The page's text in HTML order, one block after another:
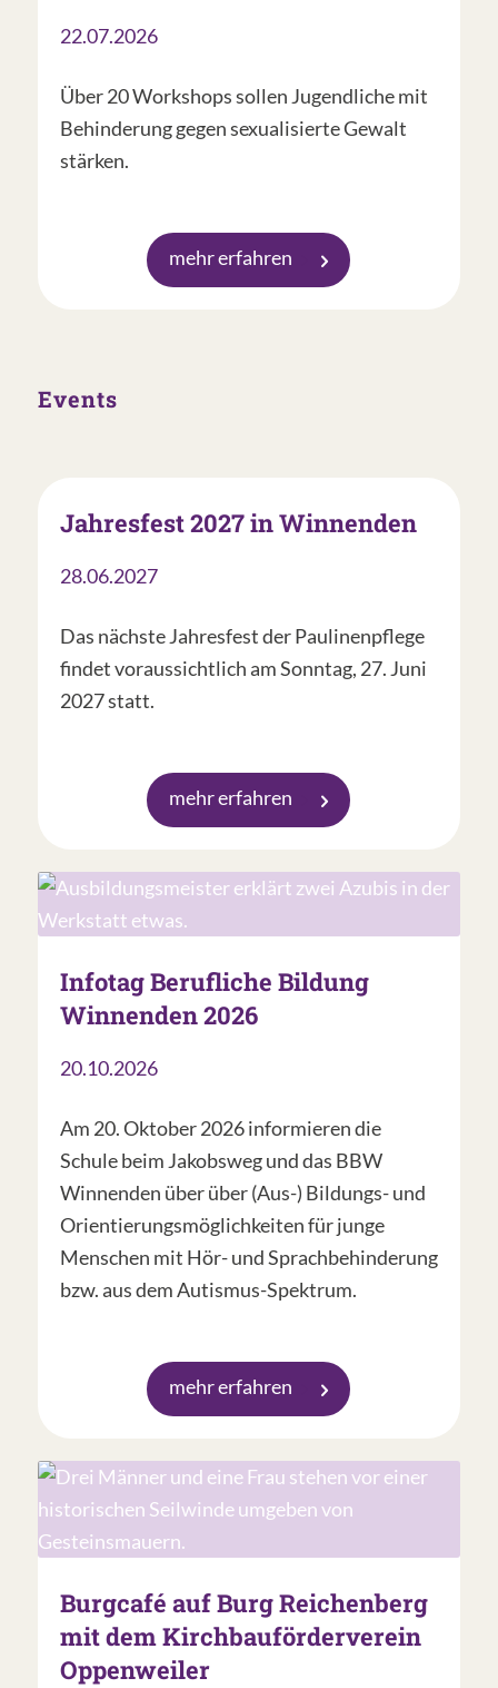
22.07.2026
Über 20 Workshops sollen Jugendliche mit
Behinderung gegen sexualisierte Gewalt
stärken.
mehr erfahren
Events
Jahresfest 2027 in Winnenden
28.06.2027
Das nächste Jahresfest der Paulinenpflege
findet voraussichtlich am Sonntag, 27. Juni
2027 statt.
mehr erfahren
Infotag Berufliche Bildung
Winnenden 2026
20.10.2026
Am 20. Oktober 2026 informieren die
Schule beim Jakobsweg und das BBW
Winnenden über über (Aus-) Bildungs- und
Orientierungsmöglichkeiten für junge
Menschen mit Hör- und Sprachbehinderung
bzw. aus dem Autismus-Spektrum.
mehr erfahren
Burgcafé auf Burg Reichenberg
mit dem Kirchbauförderverein
Oppenweiler